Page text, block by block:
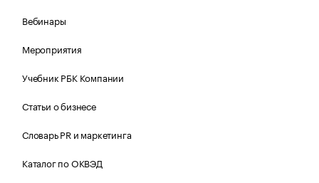
Вебинары
Мероприятия
Учебник РБК Компании
Статьи о бизнесе
Словарь PR и маркетинга
Каталог по ОКВЭД